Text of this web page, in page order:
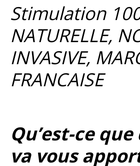
Stimulation
NATURELLE,
INVASIVE,
FRANCAISE
Qu’est-ce
va vous